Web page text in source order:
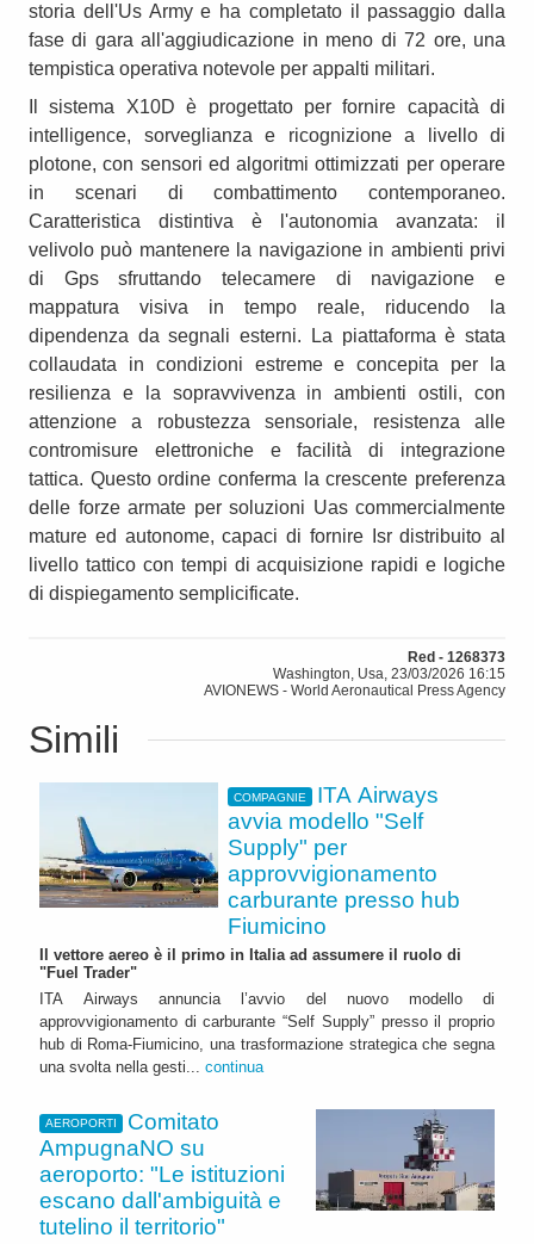
storia dell'Us Army e ha completato il passaggio dalla
fase di gara all'aggiudicazione in meno di 72 ore, una
tempistica operativa notevole per appalti militari.
Il sistema X10D è progettato per fornire capacità di
intelligence, sorveglianza e ricognizione a livello di
plotone, con sensori ed algoritmi ottimizzati per operare
in scenari di combattimento contemporaneo.
Caratteristica distintiva è l'autonomia avanzata: il
velivolo può mantenere la navigazione in ambienti privi
di Gps sfruttando telecamere di navigazione e
mappatura visiva in tempo reale, riducendo la
dipendenza da segnali esterni. La piattaforma è stata
collaudata in condizioni estreme e concepita per la
resilienza e la sopravvivenza in ambienti ostili, con
attenzione a robustezza sensoriale, resistenza alle
contromisure elettroniche e facilità di integrazione
tattica. Questo ordine conferma la crescente preferenza
delle forze armate per soluzioni Uas commercialmente
mature ed autonome, capaci di fornire Isr distribuito al
livello tattico con tempi di acquisizione rapidi e logiche
di dispiegamento semplicificate.
Red - 1268373
Washington, Usa, 23/03/2026 16:15
AVIONEWS - World Aeronautical Press Agency
Simili
COMPAGNIE
ITA Airways
avvia modello "Self
Supply" per
approvvigionamento
carburante presso hub
Fiumicino
Il vettore aereo è il primo in Italia ad assumere il ruolo di
"Fuel Trader"
ITA Airways annuncia l’avvio del nuovo modello di
approvvigionamento di carburante “Self Supply” presso il proprio
hub di Roma-Fiumicino, una trasformazione strategica che segna
una svolta nella gesti... continua
AEROPORTI
Comitato
AmpugnaNO su
aeroporto: "Le istituzioni
escano dall'ambiguità e
tutelino il territorio"